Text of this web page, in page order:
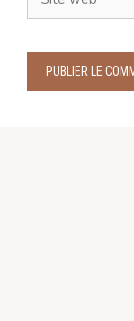
web